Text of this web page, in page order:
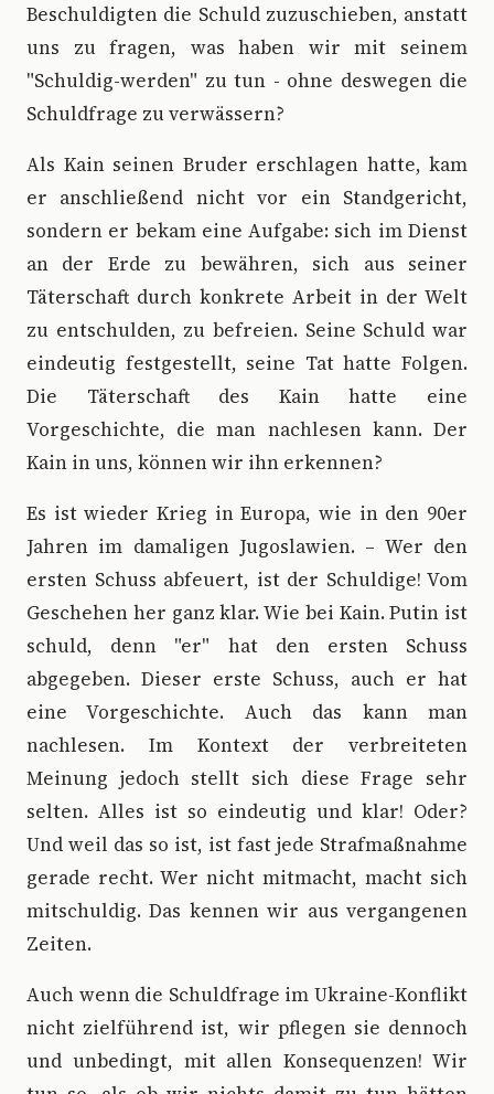
Beschuldigten die Schuld zuzuschieben, anstatt
uns zu fragen, was haben wir mit seinem
"Schuldig-werden" zu tun - ohne deswegen die
Schuldfrage zu verwässern?
Als Kain seinen Bruder erschlagen hatte, kam
er anschließend nicht vor ein Standgericht,
sondern er bekam eine Aufgabe: sich im Dienst
an der Erde zu bewähren, sich aus seiner
Täterschaft durch konkrete Arbeit in der Welt
zu entschulden, zu befreien. Seine Schuld war
eindeutig festgestellt, seine Tat hatte Folgen.
Die Täterschaft des Kain hatte eine
Vorgeschichte, die man nachlesen kann. Der
Kain in uns, können wir ihn erkennen?
Es ist wieder Krieg in Europa, wie in den 90er
Jahren im damaligen Jugoslawien. – Wer den
ersten Schuss abfeuert, ist der Schuldige! Vom
Geschehen her ganz klar. Wie bei Kain. Putin ist
schuld, denn "er" hat den ersten Schuss
abgegeben. Dieser erste Schuss, auch er hat
eine Vorgeschichte. Auch das kann man
nachlesen. Im Kontext der verbreiteten
Meinung jedoch stellt sich diese Frage sehr
selten. Alles ist so eindeutig und klar! Oder?
Und weil das so ist, ist fast jede Strafmaßnahme
gerade recht. Wer nicht mitmacht, macht sich
mitschuldig. Das kennen wir aus vergangenen
Zeiten.
Auch wenn die Schuldfrage im Ukraine-Konflikt
nicht zielführend ist, wir pflegen sie dennoch
und unbedingt, mit allen Konsequenzen! Wir